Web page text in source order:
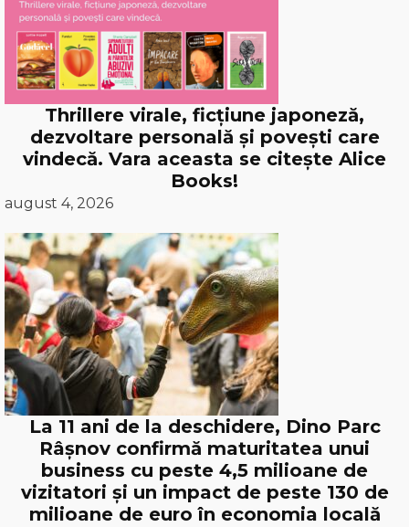
Thrillere virale, ficțiune japoneză,
dezvoltare personală și povești care
vindecă. Vara aceasta se citește Alice
Books!
august 4, 2026
La 11 ani de la deschidere, Dino Parc
Râșnov confirmă maturitatea unui
business cu peste 4,5 milioane de
vizitatori și un impact de peste 130 de
milioane de euro în economia locală